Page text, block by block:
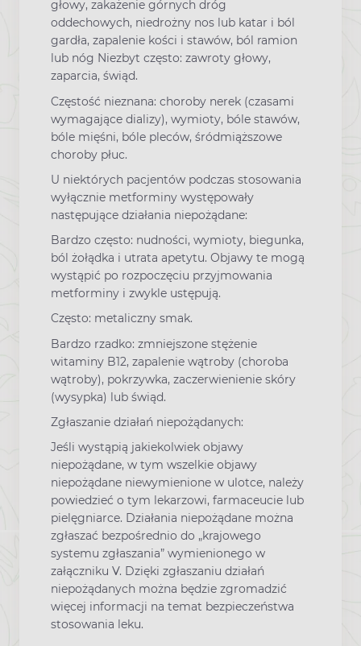
głowy, zakażenie górnych dróg
oddechowych, niedrożny nos lub katar i ból
gardła, zapalenie kości i stawów, ból ramion
lub nóg Niezbyt często: zawroty głowy,
zaparcia, świąd.
Częstość nieznana: choroby nerek (czasami
wymagające dializy), wymioty, bóle stawów,
bóle mięśni, bóle pleców, śródmiąższowe
choroby płuc.
U niektórych pacjentów podczas stosowania
wyłącznie metforminy występowały
następujące działania niepożądane:
Bardzo często: nudności, wymioty, biegunka,
ból żołądka i utrata apetytu. Objawy te mogą
wystąpić po rozpoczęciu przyjmowania
metforminy i zwykle ustępują.
Często: metaliczny smak.
Bardzo rzadko: zmniejszone stężenie
witaminy B12, zapalenie wątroby (choroba
wątroby), pokrzywka, zaczerwienienie skóry
(wysypka) lub świąd.
Zgłaszanie działań niepożądanych:
Jeśli wystąpią jakiekolwiek objawy
niepożądane, w tym wszelkie objawy
niepożądane niewymienione w ulotce, należy
powiedzieć o tym lekarzowi, farmaceucie lub
pielęgniarce. Działania niepożądane można
zgłaszać bezpośrednio do „krajowego
systemu zgłaszania” wymienionego w
załączniku V. Dzięki zgłaszaniu działań
niepożądanych można będzie zgromadzić
więcej informacji na temat bezpieczeństwa
stosowania leku.